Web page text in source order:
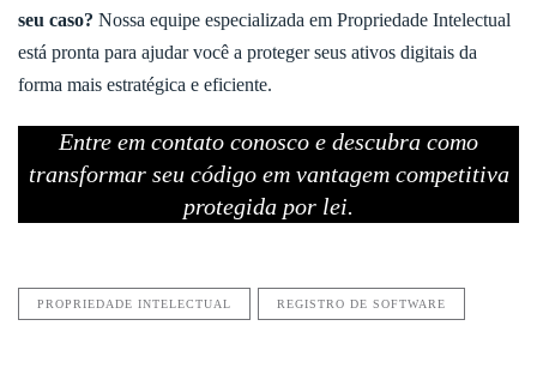
seu caso? Nossa equipe especializada em Propriedade Intelectual
está pronta para ajudar você a proteger seus ativos digitais da
forma mais estratégica e eficiente.
Entre em contato conosco e descubra como
transformar seu código em vantagem competitiva
protegida por lei.
PROPRIEDADE INTELECTUAL REGISTRO DE SOFTWARE